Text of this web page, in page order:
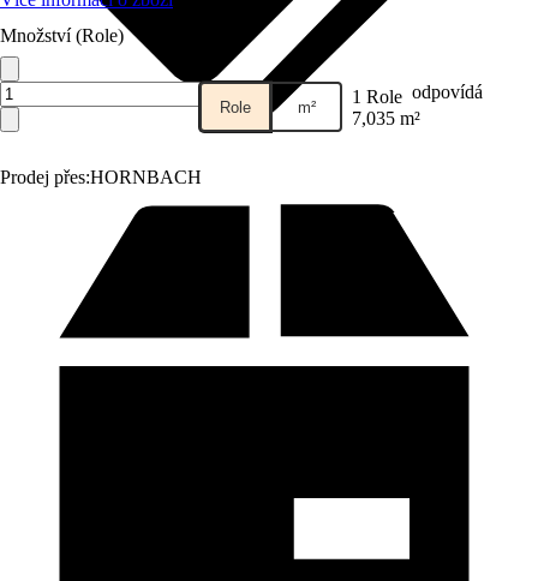
Prodej přes:HORNBACH
Množství (Role)
Role m² 1 Role odpovídá
7,035 m²